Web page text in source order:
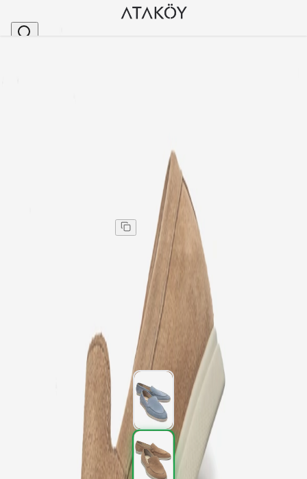
Kadın Hakiki Deri Loafer Ayakkabı Ten Süet
Kadın Hakiki Deri Loafer Ayakkabı Ten Süet
40